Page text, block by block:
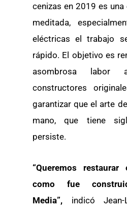
cenizas en 2019 es
meditada,
eléctricas el trabajo
rápido. El objetivo es
asombrosa labor
constructores
garantizar que el arte
mano, que tiene
persiste.
“Queremos
como fue
Media”, indicó Jean-